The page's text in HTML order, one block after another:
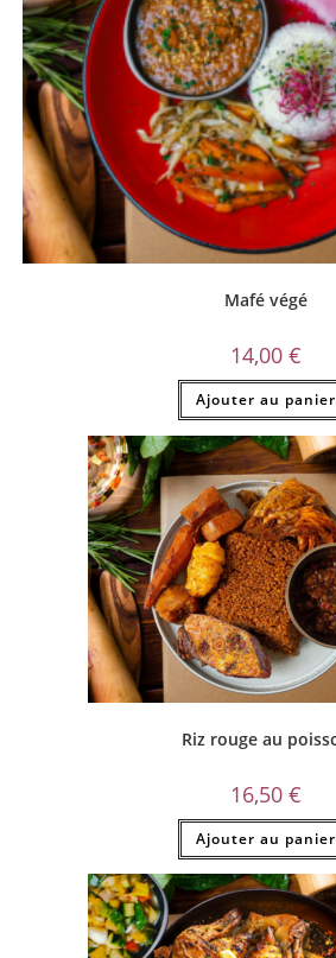
Mafé végé
14,00 €
Ajouter au panier
Riz rouge au
16,50 €
Ajouter au panier